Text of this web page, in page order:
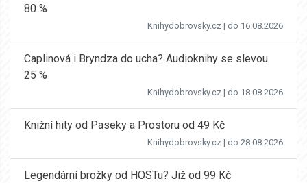
80 %
Knihydobrovsky.cz | do 16.08.2026
Caplinová i Bryndza do ucha? Audioknihy se slevou
25 %
Knihydobrovsky.cz | do 18.08.2026
Knižní hity od Paseky a Prostoru od 49 Kč
Knihydobrovsky.cz | do 28.08.2026
Legendární brožky od HOSTu? Již od 99 Kč